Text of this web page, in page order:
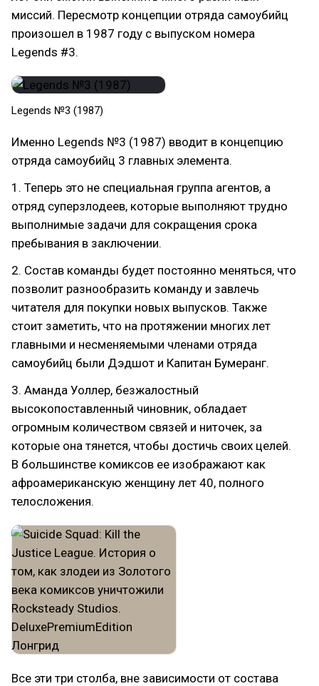
миссий. Пересмотр концепции отряда самоубийц
произошел в 1987 году с выпуском номера
Legends #3.
Legends №3 (1987)
Именно Legends №3 (1987) вводит в концепцию
отряда самоубийц 3 главных элемента.
1. Теперь это не специальная группа агентов, а
отряд суперзлодеев, которые выполняют трудно
выполнимые задачи для сокращения срока
пребывания в заключении.
2. Состав команды будет постоянно меняться, что
позволит разнообразить команду и завлечь
читателя для покупки новых выпусков. Также
стоит заметить, что на протяжении многих лет
главными и несменяемыми членами отряда
самоубийц были Дэдшот и Капитан Бумеранг.
3. Аманда Уоллер, безжалостный
высокопоставленный чиновник, обладает
огромным количеством связей и ниточек, за
которые она тянется, чтобы достичь своих целей.
В большинстве комиксов ее изображают как
афроамериканскую женщину лет 40, полного
телосложения.
Все эти три столба, вне зависимости от состава